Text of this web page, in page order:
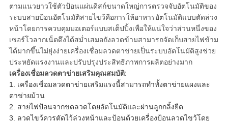
ตามแนวยาวใช้ตัวป้อนแผ่นดิสก์ขนาดใหญ่การตรวจจับอัตโนมัติของ
ระบบสายป้อนอัตโนมัติสายไขว้คือการให้อาหารอัตโนมัติแบบตัดล่วง
หน้าโดยการควบคุมมอเตอร์แบบสเต็ปปิ้งเพื่อให้แน่ใจว่าส่วนหนึ่งของ
เซอร์โวลากเน็ตดึงได้สม่ำเสมอถังลวดข้ามสามารถจัดเก็บสายไฟข้าม
ได้มากขึ้นไม่ยุ่งง่ายเครื่องเชื่อมลวดตาข่ายเป็นระบบอัตโนมัติสูงช่วย
ประหยัดแรงงานและปรับปรุงประสิทธิภาพการผลิตอย่างมาก
เครื่องเชื่อมลวดตาข่ายเสริมคุณสมบัติ:
1. เครื่องเชื่อมลวดตาข่ายเสริมแรงนี้สามารถทำทั้งตาข่ายแผงและ
ตาข่ายม้วน
2. สายไฟป้อนจากขดลวดโดยอัตโนมัติและผ่านลูกกลิ้งยืด
3. ลวดไขว้ควรตัดไว้ล่วงหน้าและป้อนด้วยเครื่องป้อนลวดไขว้โดย